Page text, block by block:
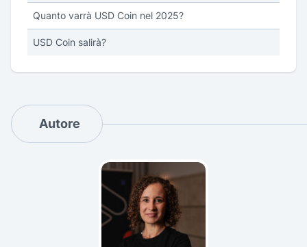
Quanto varrà USD Coin nel 2025?
USD Coin salirà?
Autore